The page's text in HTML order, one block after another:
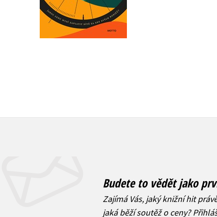
399 Kč
319 Kč
Budete to vědět jako
Zajímá Vás, jaký knižní hit
jaká běží soutěž o ceny?